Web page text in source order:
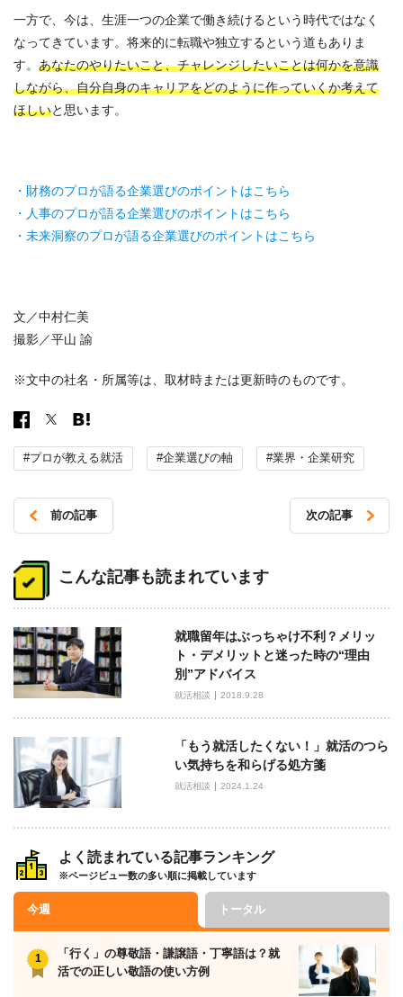
一方で、今は、生涯一つの企業で働き続けるという時代ではなく
なってきています。将来的に転職や独立するという道もありま
す。 あなたのやりたいこと、チャレンジしたいことは何かを意識
しながら、自分自身のキャリアをどのように作っていくか考えて
ほしいと思います。
・財務のプロが語る企業選びのポイントはこちら
・人事のプロが語る企業選びのポイントはこちら
・未来洞察のプロが語る企業選びのポイントはこちら
文／中村仁美
撮影／平山 諭
※文中の社名・所属等は、取材時または更新時のものです。
#プロが教える就活 #企業選びの軸 #業界・企業研究
稿
ナ
ゲ
ー
シ
ョ
ン
前の記事 次の記事
こんな記事も読まれています
就職留年はぶっちゃけ不利？メリッ
ト・デメリットと迷った時の“理由
別”アドバイス
就活相談 2018.9.28
「もう就活したくない！」就活のつら
い気持ちを和らげる処方箋
就活相談 2024.1.24
よく読まれている記事ランキング
※ページビュー数の多い順に掲載しています
今週 トータル
「行く」の尊敬語・謙譲語・丁寧語は？就
活での正しい敬語の使い方例